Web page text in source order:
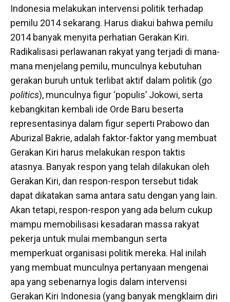
Indonesia melakukan intervensi politik terhadap
pemilu 2014 sekarang. Harus diakui bahwa pemilu
2014 banyak menyita perhatian Gerakan Kiri.
Radikalisasi perlawanan rakyat yang terjadi di mana-
mana menjelang pemilu, munculnya kebutuhan
gerakan buruh untuk terlibat aktif dalam politik (go
politics), munculnya figur ‘populis’ Jokowi, serta
kebangkitan kembali ide Orde Baru beserta
representasinya dalam figur seperti Prabowo dan
Aburizal Bakrie, adalah faktor-faktor yang membuat
Gerakan Kiri harus melakukan respon taktis
atasnya. Banyak respon yang telah dilakukan oleh
Gerakan Kiri, dan respon-respon tersebut tidak
dapat dikatakan sama antara satu dengan yang lain.
Akan tetapi, respon-respon yang ada belum cukup
mampu memobilisasi kesadaran massa rakyat
pekerja untuk mulai membangun serta
memperkuat organisasi politik mereka. Hal inilah
yang membuat munculnya pertanyaan mengenai
apa yang sebenarnya logis dalam intervensi
Gerakan Kiri Indonesia (yang banyak mengklaim diri